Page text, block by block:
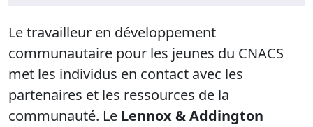
Le travailleur en développement
communautaire pour les jeunes du CNACS
met les individus en contact avec les
partenaires et les ressources de la
communauté. Le Lennox & Addington